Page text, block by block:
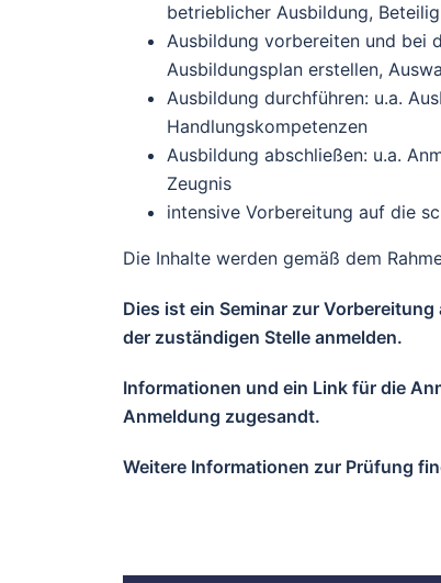
betrieblicher Ausbildung,
Ausbildung vorbereiten und bei
Ausbildungsplan erstellen,
Ausbildung durchführen: u.a.
Handlungskompetenzen
Ausbildung abschließen: u.a.
Zeugnis
intensive Vorbereitung auf die
Die Inhalte werden gemäß dem
Dies ist ein Seminar zur
der zuständigen Stelle anmelden.
Informationen und ein Link für die
Anmeldung zugesandt.
Weitere Informationen zur Prüfung